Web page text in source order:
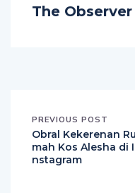
The
PREVIOUS POST
Obral Kekerenan Ru
mah Kos Alesha di I
nstagram